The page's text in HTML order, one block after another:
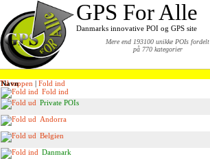
Mere end 193100 unikke POIs fordelt
på 770 kategorier
GPS For Alle
Danmarks innovative POI og GPS site
Til toppen | Fold ind
Navn
Fold ind
Private POIs
Andorra
Belgien
Danmark